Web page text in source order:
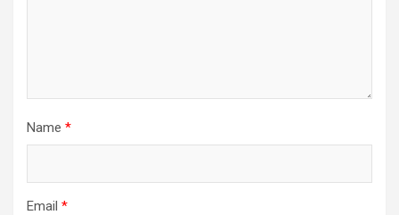
Name *
Email *